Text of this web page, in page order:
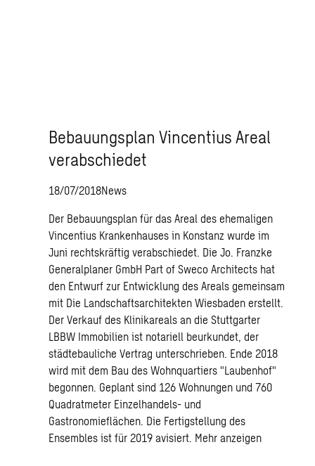
Bebauungsplan Vincentius Areal
verabschiedet
18/07/2018News
Der Bebauungsplan für das Areal des ehemaligen
Vincentius Krankenhauses in Konstanz wurde im
Juni rechtskräftig verabschiedet. Die Jo. Franzke
Generalplaner GmbH Part of Sweco Architects hat
den Entwurf zur Entwicklung des Areals gemeinsam
mit Die Landschaftsarchitekten Wiesbaden erstellt.
Der Verkauf des Klinikareals an die Stuttgarter
LBBW Immobilien ist notariell beurkundet, der
städtebauliche Vertrag unterschrieben. Ende 2018
wird mit dem Bau des Wohnquartiers "Laubenhof"
begonnen. Geplant sind 126 Wohnungen und 760
Quadratmeter Einzelhandels- und
Gastronomieflächen. Die Fertigstellung des
Ensembles ist für 2019 avisiert. Mehr anzeigen